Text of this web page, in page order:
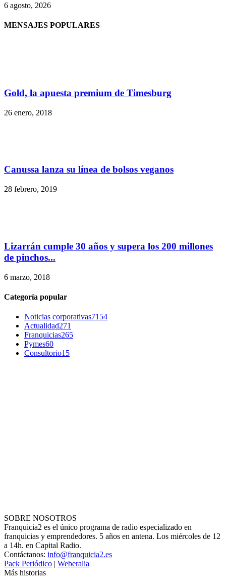
6 agosto, 2026
MENSAJES POPULARES
Gold, la apuesta premium de Timesburg
26 enero, 2018
Canussa lanza su línea de bolsos veganos
28 febrero, 2019
Lizarrán cumple 30 años y supera los 200 millones
de pinchos...
6 marzo, 2018
Categoría popular
Noticias corporativas7154
Actualidad271
Franquicias265
Pymes60
Consultorio15
SOBRE NOSOTROS
Franquicia2 es el único programa de radio especializado en
franquicias y emprendedores. 5 años en antena. Los miércoles de 12
a 14h. en Capital Radio.
Contáctanos: info@franquicia2.es
Pack Periódico | Weberalia
Más historias